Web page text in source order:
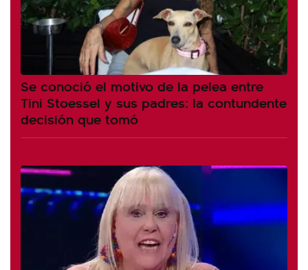
Se conoció el motivo de la pelea entre
Tini Stoessel y sus padres: la contundente
decisión que tomó